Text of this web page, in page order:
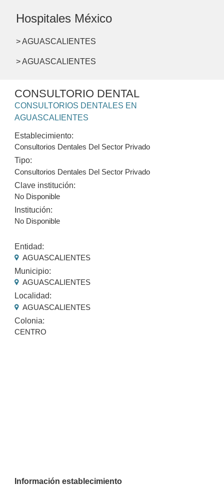
Hospitales México
> AGUASCALIENTES
> AGUASCALIENTES
CONSULTORIO DENTAL
CONSULTORIOS DENTALES EN
AGUASCALIENTES
Establecimiento:
Consultorios Dentales Del Sector Privado
Tipo:
Consultorios Dentales Del Sector Privado
Clave institución:
No Disponible
Institución:
No Disponible
Entidad:
AGUASCALIENTES
Municipio:
AGUASCALIENTES
Localidad:
AGUASCALIENTES
Colonia:
CENTRO
Información establecimiento